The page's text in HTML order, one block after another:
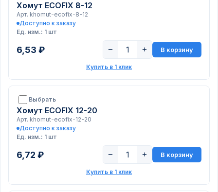
Хомут ECOFIX 8-12
Арт. khomut-ecofix-8-12
Доступно к заказу
Ед. изм.: 1 шт
6,53 ₽ − + В корзину
Купить в 1 клик
Выбрать
Хомут ECOFIX 12-20
Арт. khomut-ecofix-12-20
Доступно к заказу
Ед. изм.: 1 шт
6,72 ₽ − + В корзину
Купить в 1 клик